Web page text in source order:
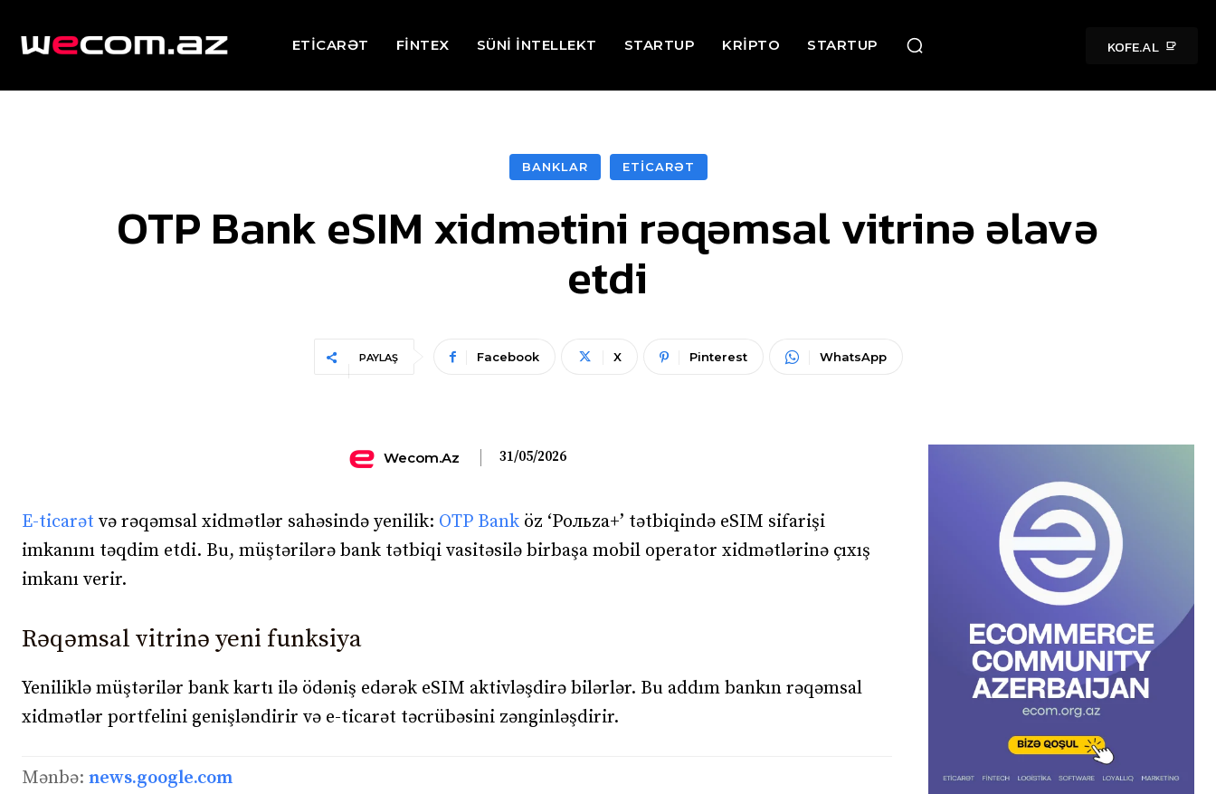
ETİCARƏT FİNTEX SÜNİ İNTELLEKT STARTUP KRİPTO STARTUP KOFE.AL
BANKLAR ETİCARƏT
OTP Bank eSIM xidmətini rəqəmsal vitrinə əlavə
etdi
PAYLAŞ Facebook X Pinterest WhatsApp
Wecom.az 31/05/2026
E-ticarət və rəqəmsal xidmətlər sahəsində yenilik: OTP Bank öz ‘Pольza+’ tətbiqində eSIM sifarişi
imkanını təqdim etdi. Bu, müştərilərə bank tətbiqi vasitəsilə birbaşa mobil operator xidmətlərinə çıxış
imkanı verir.
Rəqəmsal vitrinə yeni funksiya
Yeniliklə müştərilər bank kartı ilə ödəniş edərək eSIM aktivləşdirə bilərlər. Bu addım bankın rəqəmsal
xidmətlər portfelini genişləndirir və e-ticarət təcrübəsini zənginləşdirir.
Mənbə: news.google.com